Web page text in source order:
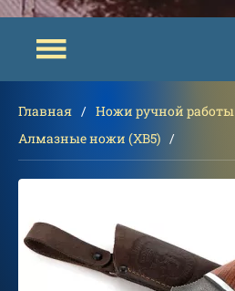
Главная Ножи ручной работы
Алмазные ножи (ХВ5)